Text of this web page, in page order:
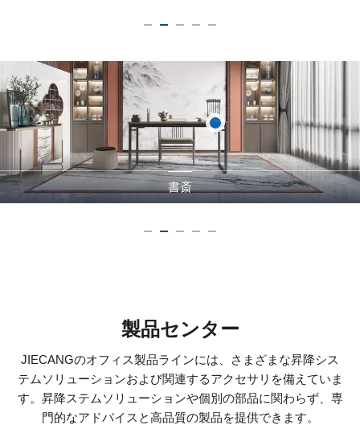
書斎
製品センター
JIECANGのオフィス製品ラインには、さまざまな昇降シス
テムソリューションおよび関連するアクセサリを備えていま
す。昇降ステムソリューションや個別の部品に関わらず、専
門的なアドバイスと高品質の製品を提供できます。